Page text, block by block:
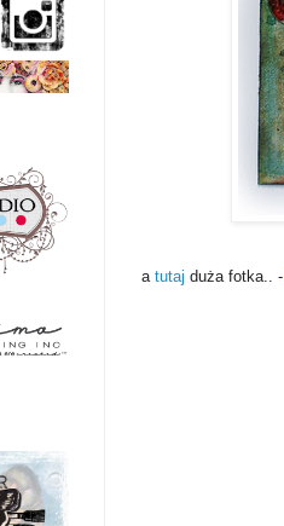
a tutaj duża fotka.. -